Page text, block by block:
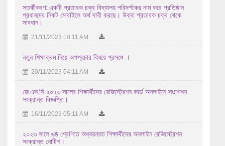
18/07/2026 01:07 AM
এইচএসসি পরীক্ষা -২০২৬ এর আগামী ১৮/৭/২০২৬ তারিখ শনিবার ...
17/07/2026 09:07 AM
15/07/2026 11:07 AM
এইচ এস সি-২০২৬ সালের পরীক্ষকের তালিকা (বিষয়ঃ বাংলা ২য় পত্র ...
13/07/2026 11:07 AM
২০২৫-২০২৬ শিক্ষাবর্ষে উচ্চ মাধ্যমিক পর্যায়ে অধ্যয়নরত ...
সতর্কীকরণ: একটি প্রতারক চক্র বিদ্যালয় পরিদর্শকের নাম করে প্রতিষ্ঠান
প্রধানদের নিকট মোবাইলে অর্থ দাবী করছে। উক্ত প্রতারক চক্র থেকে
সাবধান।
21/11/2023 10:11 AM
নতুন শিক্ষাক্রম নিয়ে অপপ্রচার বিষয়ে প্রসঙ্গে ।
20/11/2023 04:11 AM
জে.এস.সি ২০২৩ সালের শিক্ষার্থীদের রেজিস্ট্রেশন কার্ড অনলাইনে সংশোধন
সংক্রান্ত বিজ্ঞপ্তি।
16/11/2023 05:11 AM
২০২৩ সালে ৬ষ্ঠ শ্রেণিতে অধ্যয়নরত শিক্ষার্থীদের অনলাইন রেজিস্ট্রেশন
সংক্রান্ত নোটিশ।